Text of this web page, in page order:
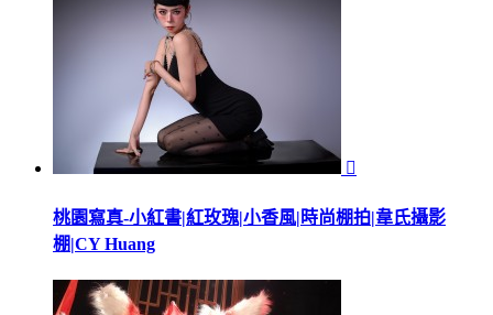

桃園寫真-小紅書|紅玫瑰|小香風|時尚棚拍|韋氏攝影
棚|CY Huang